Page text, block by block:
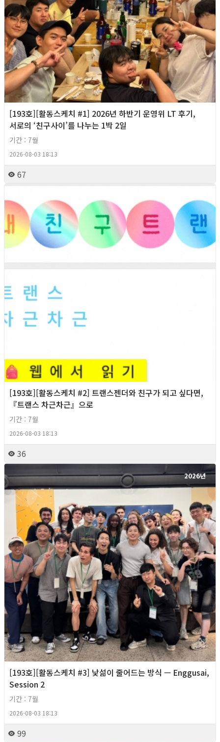
[193호][활동스케치 #1] 2026년 하반기 운영위 LT 후기,
서로의 ‘친구사이’를 나누는 1박 2일
기간 : 7월
2026-08-03 18:13
67
[193호][활동스케치 #2] 트랜스젠더와 친구가 되고 싶다면,
『트랜스 차근차근』으로
기간 : 7월
2026-08-03 18:13
36
2026년
[193호][활동스케치 #3] 낯섦이 줄어드는 방식 — Enggusai,
Session 2
기간 : 7월
2026-08-03 18:13
99